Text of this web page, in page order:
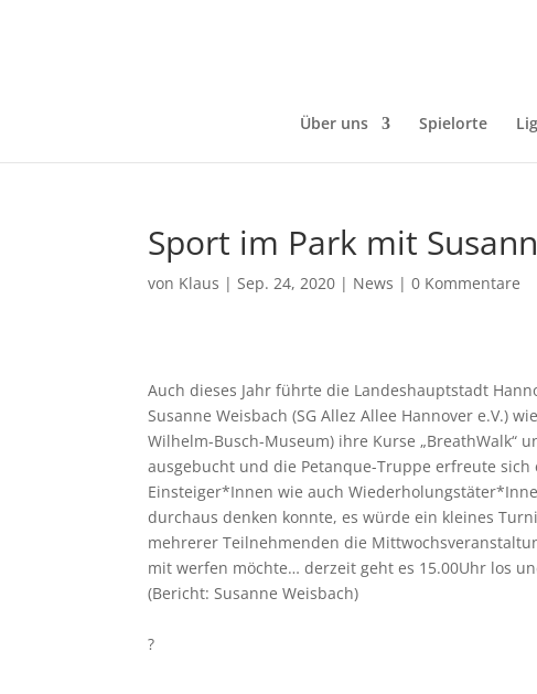
Über uns Spielorte
Sport im Park mit
von Klaus |Sep. 24, 2020 | News |0 Kommentare
Auch dieses Jahr führte die Landeshauptstadt
Susanne Weisbach (SG Allez Allee Hannover e.V.)
Wilhelm-Busch-Museum) ihre Kurse „BreathWalk“
ausgebucht und die Petanque-Truppe erfreute
Einsteiger*Innen wie auch
durchaus denken konnte, es würde ein kleines
mehrerer Teilnehmenden die
mit werfen möchte… derzeit geht es 15.00Uhr los
(Bericht: Susanne Weisbach)
?